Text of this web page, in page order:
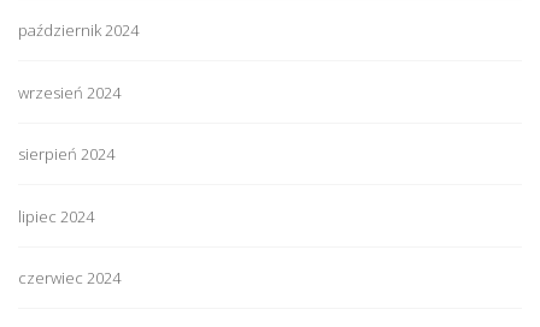
październik 2024
wrzesień 2024
sierpień 2024
lipiec 2024
czerwiec 2024